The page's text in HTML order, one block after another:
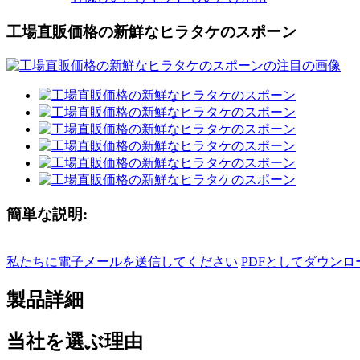
工場直販価格の新鮮なヒラタケのスポーン
簡単な説明:
私たちに電子メールを送信してください PDFとしてダウンロ
製品詳細
当社を選ぶ理由